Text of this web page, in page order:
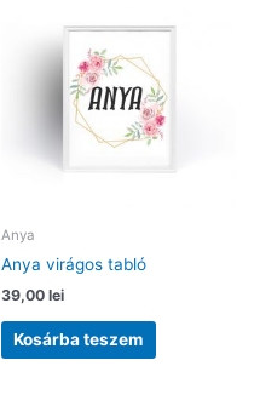
Anya
Anya virágos tabló
39,00 lei
Kosárba teszem